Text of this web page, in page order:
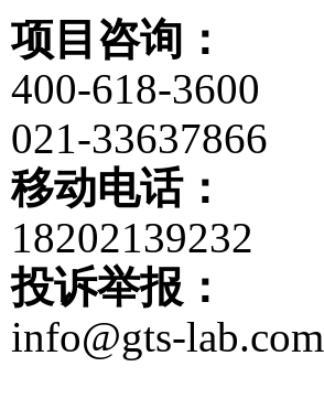
项目咨询：
400-618-3600
021-33637866
移动电话：
18202139232
投诉举报：
info@gts-lab.com